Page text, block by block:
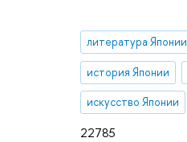
22785
литература Японии
история Японии
искусство Японии